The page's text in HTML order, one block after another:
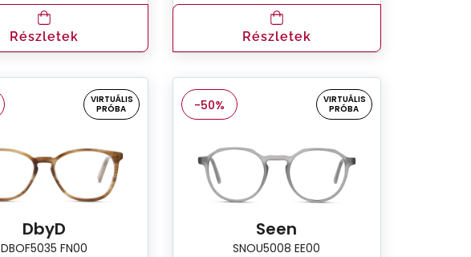
Részletek Részletek
VIRTUÁLIS
PRÓBA
DbyD
DBOF5035 FN00
-50%
VIRTUÁLIS
PRÓBA
Seen
SNOU5008 EE00